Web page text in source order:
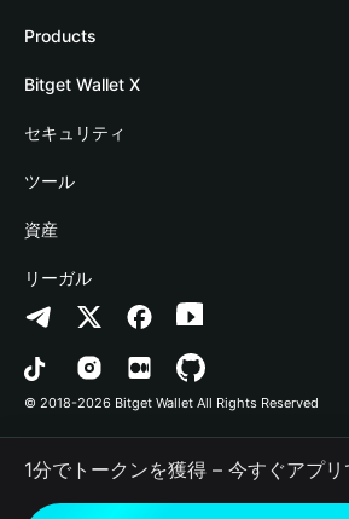
Bitget Walletについて
ブログ
アカデミー
暗号資産ニュース
Help Center
お問い合わせ
ブランドリソース
キャリア
Products
Crypto Card
Stablecoin Earn
Payfi Crypto
Crypto Swap API
Altcoin Season Index
Prediction Markets
DApp
RWA
Bitget Wallet X
デベロッパー
ウォレットを接続
Bitget Wallet Pay
プロジェクトを掲載
セキュリティ
保護基金
セキュリティ技術
ツール
暗号資産を購入
認証検出
コントラクト検出
一括送金
資産
Arbitrum
Avalanche
Bitcoin
Polygon
リーガル
プライバシーポリシー
利用規約
© 2018-2026 Bitget Wallet All Rights Reserved
1分でトークンを獲得 – 今すぐアプリ